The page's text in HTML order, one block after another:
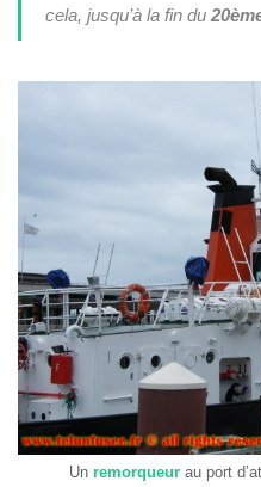
cela, jusqu’à la fin du
Un remorqueur au port